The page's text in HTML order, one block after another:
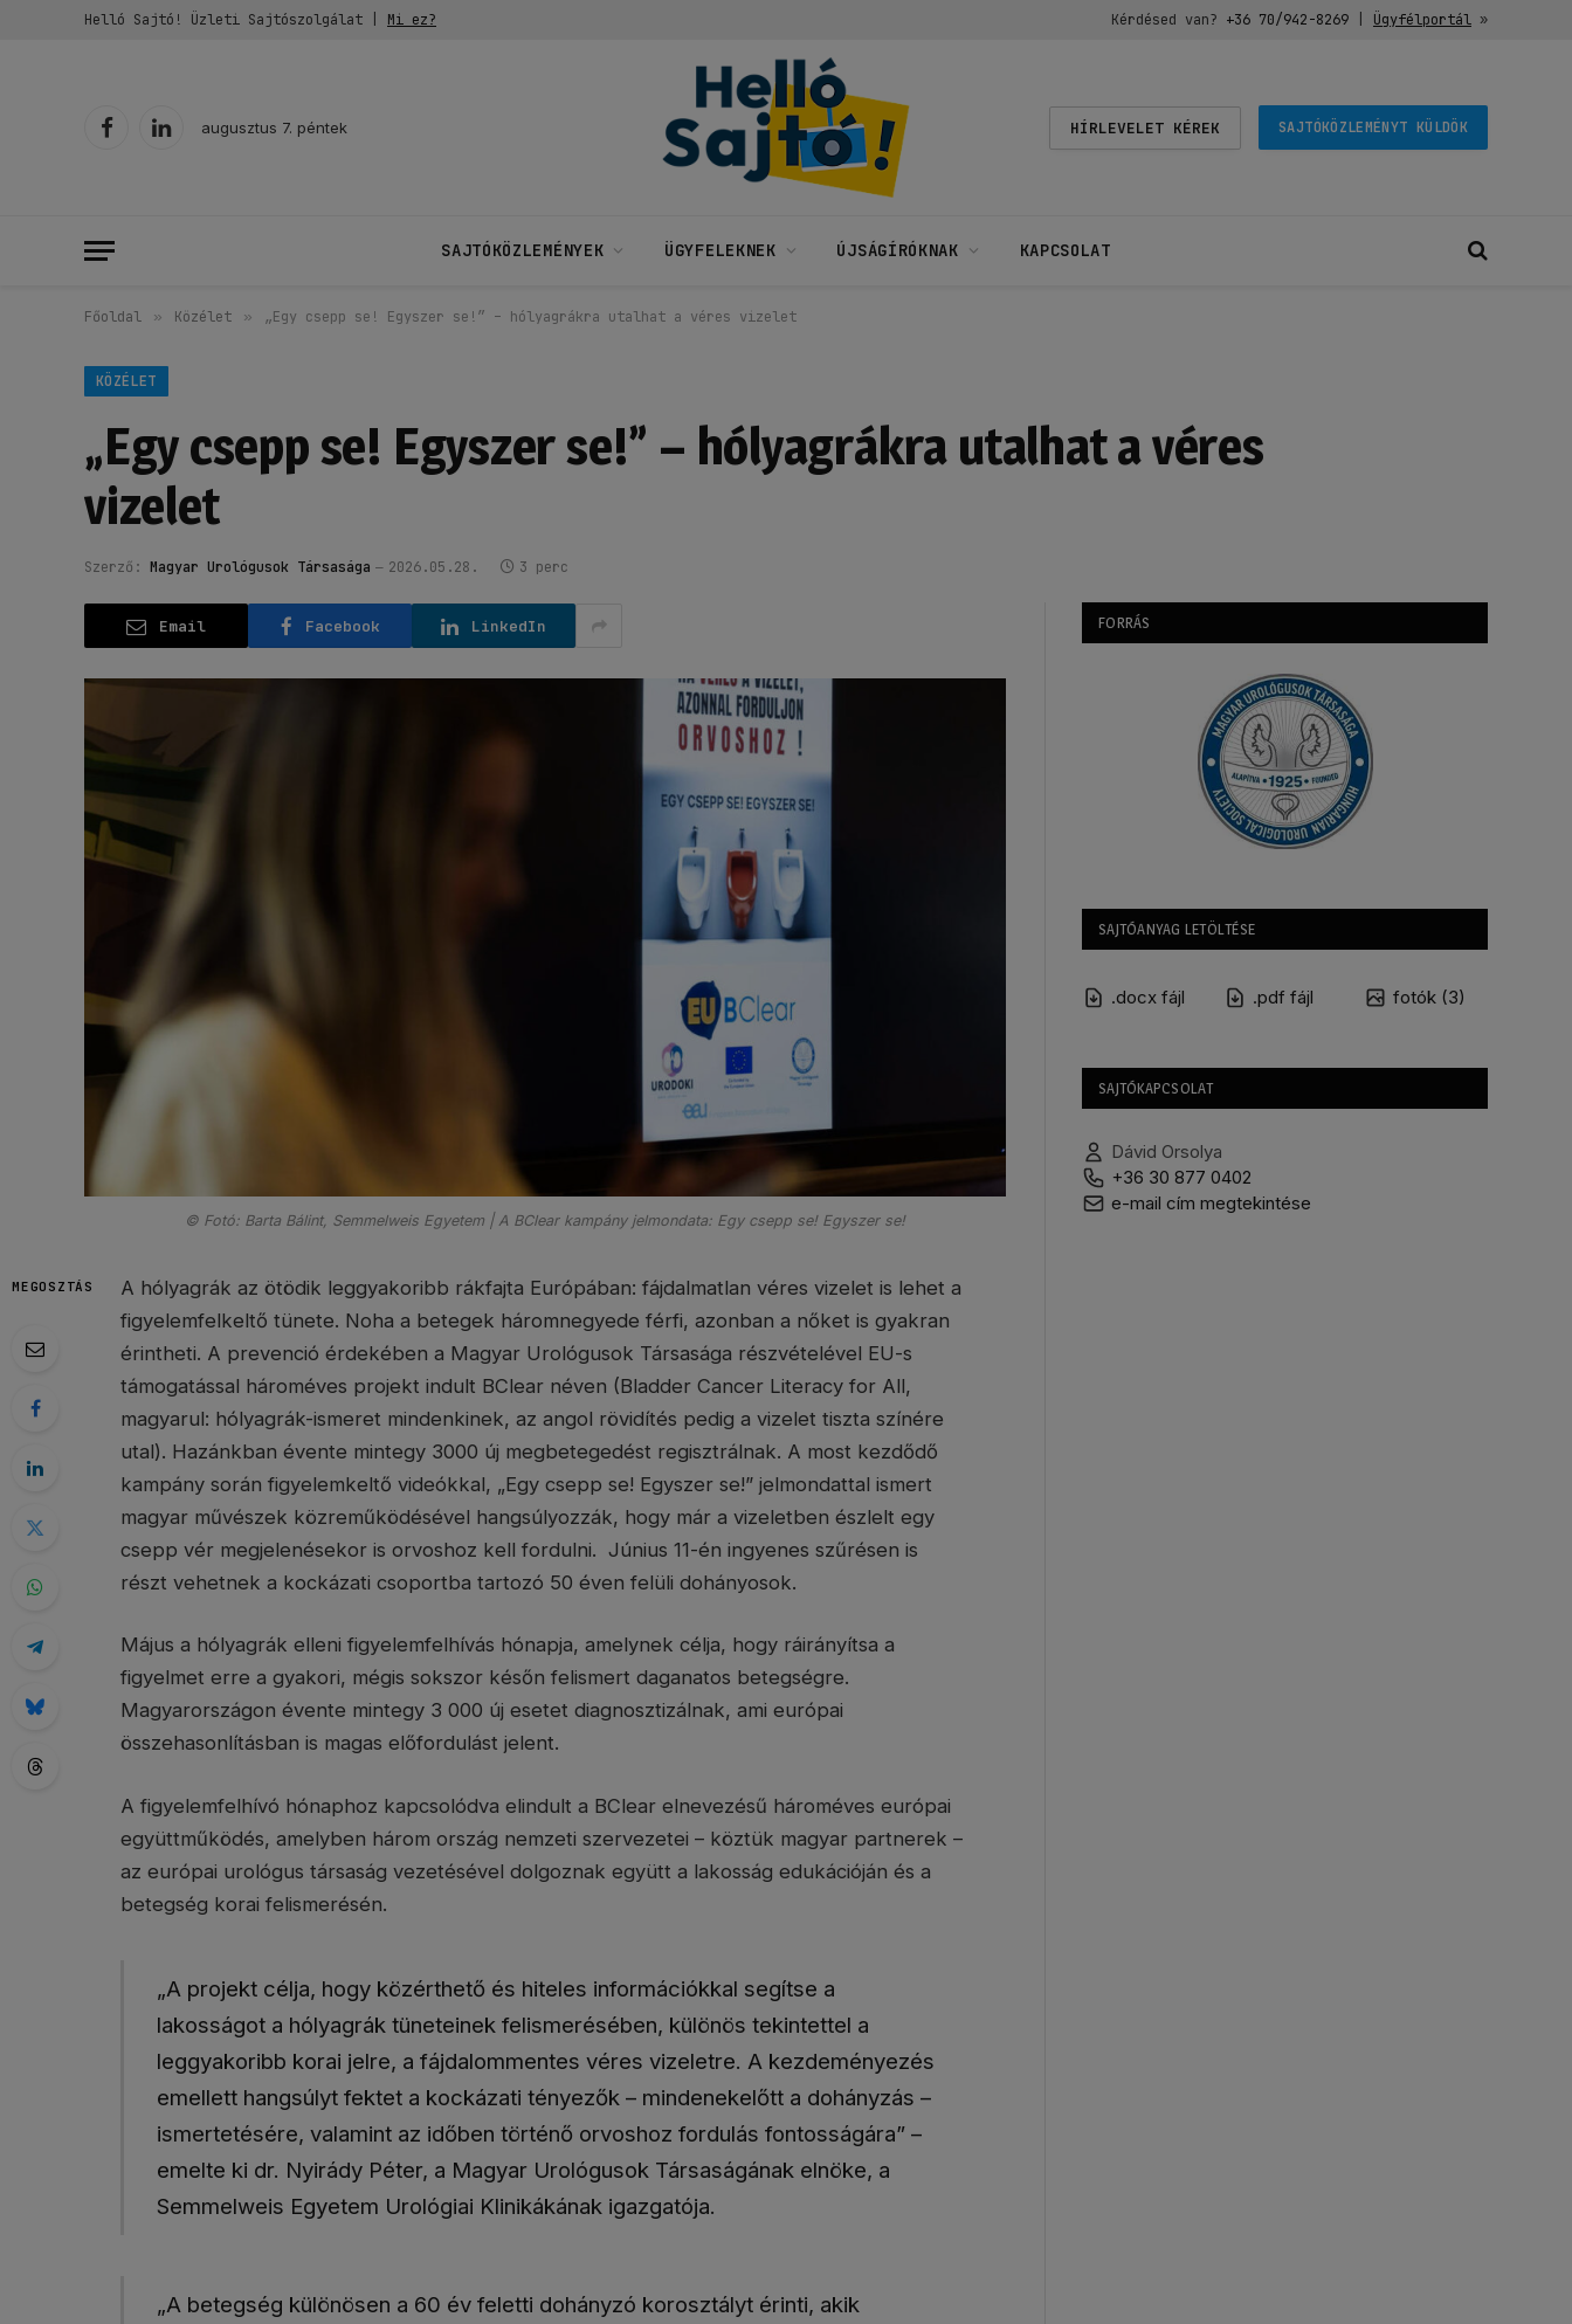
Helló Sajtó! Üzleti Sajtószolgálat | Mi ez? Kérdésed van? +36 70/942-8269| Ügyfélportál»
FacebookLinkedIn
augusztus 7. péntek HÍRLEVELET KÉREK SAJTÓKÖZLEMÉNYT KÜLDÖK
SAJTÓKÖZLEMÉNYEK ÜGYFELEKNEK ÚJSÁGÍRÓKNAK KAPCSOLAT
Főoldal » Közélet » „Egy csepp se! Egyszer se!” – hólyagrákra utalhat a véres vizelet
KÖZÉLET
„Egy csepp se! Egyszer se!” – hólyagrákra utalhat a véres
vizelet
Szerző: Magyar Urológusok Társasága 2026.05.28. 3 perc
Email Facebook LinkedIn
© Fotó: Barta Bálint, Semmelweis Egyetem | A BClear kampány jelmondata: Egy csepp se! Egyszer se!
MEGOSZTÁS
A hólyagrák az ötödik leggyakoribb rákfajta Európában: fájdalmatlan véres vizelet is lehet a
figyelemfelkeltő tünete. Noha a betegek háromnegyede férfi, azonban a nőket is gyakran
érintheti. A prevenció érdekében a Magyar Urológusok Társasága részvételével EU-s
támogatással hároméves projekt indult BClear néven (Bladder Cancer Literacy for All,
magyarul: hólyagrák-ismeret mindenkinek, az angol rövidítés pedig a vizelet tiszta színére
utal). Hazánkban évente mintegy 3000 új megbetegedést regisztrálnak. A most kezdődő
kampány során figyelemkeltő videókkal, „Egy csepp se! Egyszer se!” jelmondattal ismert
magyar művészek közreműködésével hangsúlyozzák, hogy már a vizeletben észlelt egy
csepp vér megjelenésekor is orvoshoz kell fordulni. Június 11-én ingyenes szűrésen is
részt vehetnek a kockázati csoportba tartozó 50 éven felüli dohányosok.
Május a hólyagrák elleni figyelemfelhívás hónapja, amelynek célja, hogy ráirányítsa a
figyelmet erre a gyakori, mégis sokszor későn felismert daganatos betegségre.
Magyarországon évente mintegy 3 000 új esetet diagnosztizálnak, ami európai
összehasonlításban is magas előfordulást jelent.
A figyelemfelhívó hónaphoz kapcsolódva elindult a BClear elnevezésű hároméves európai
együttműködés, amelyben három ország nemzeti szervezetei – köztük magyar partnerek –
az európai urológus társaság vezetésével dolgoznak együtt a lakosság edukációján és a
betegség korai felismerésén.
„A projekt célja, hogy közérthető és hiteles információkkal segítse a
lakosságot a hólyagrák tüneteinek felismerésében, különös tekintettel a
leggyakoribb korai jelre, a fájdalommentes véres vizeletre. A kezdeményezés
emellett hangsúlyt fektet a kockázati tényezők – mindenekelőtt a dohányzás –
ismertetésére, valamint az időben történő orvoshoz fordulás fontosságára” –
emelte ki dr. Nyirády Péter, a Magyar Urológusok Társaságának elnöke, a
Semmelweis Egyetem Urológiai Klinikákának igazgatója.
„A betegség különösen a 60 év feletti dohányzó korosztályt érinti, akik
FORRÁS
SAJTÓANYAG LETÖLTÉSE
.docx fájl .pdf fájl fotók (3)
SAJTÓKAPCSOLAT
Dávid Orsolya
+36 30 877 0402
e-mail cím megtekintése